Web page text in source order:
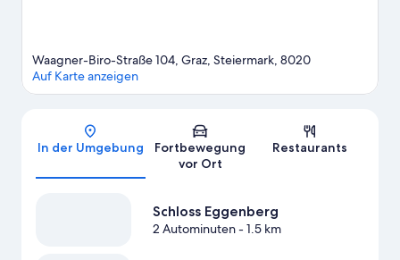
Karte
Waagner-Biro-Straße 104, Graz, Steiermark, 8020
Auf Karte anzeigen
In der Umgebung
Fortbewegung
vor Ort
Restaurants
Schloss Eggenberg
2 Autominuten- 1.5 km